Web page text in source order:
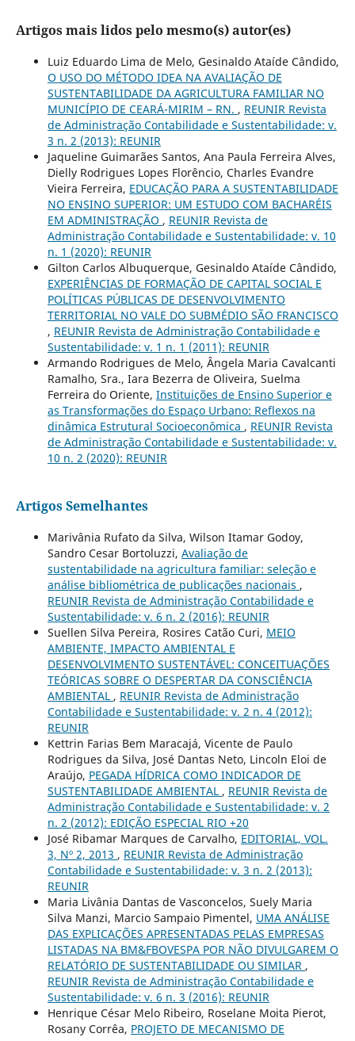
Artigos mais lidos pelo mesmo(s) autor(es)
Luiz Eduardo Lima de Melo, Gesinaldo Ataíde Cândido,
O USO DO MÉTODO IDEA NA AVALIAÇÃO DE
SUSTENTABILIDADE DA AGRICULTURA FAMILIAR NO
MUNICÍPIO DE CEARÁ-MIRIM – RN. , REUNIR Revista
de Administração Contabilidade e Sustentabilidade: v.
3 n. 2 (2013): REUNIR
Jaqueline Guimarães Santos, Ana Paula Ferreira Alves,
Dielly Rodrigues Lopes Florêncio, Charles Evandre
Vieira Ferreira, EDUCAÇÃO PARA A SUSTENTABILIDADE
NO ENSINO SUPERIOR: UM ESTUDO COM BACHARÉIS
EM ADMINISTRAÇÃO , REUNIR Revista de
Administração Contabilidade e Sustentabilidade: v. 10
n. 1 (2020): REUNIR
Gilton Carlos Albuquerque, Gesinaldo Ataíde Cândido,
EXPERIÊNCIAS DE FORMAÇÃO DE CAPITAL SOCIAL E
POLÍTICAS PÚBLICAS DE DESENVOLVIMENTO
TERRITORIAL NO VALE DO SUBMÉDIO SÃO FRANCISCO
, REUNIR Revista de Administração Contabilidade e
Sustentabilidade: v. 1 n. 1 (2011): REUNIR
Armando Rodrigues de Melo, Ângela Maria Cavalcanti
Ramalho, Sra., Iara Bezerra de Oliveira, Suelma
Ferreira do Oriente, Instituições de Ensino Superior e
as Transformações do Espaço Urbano: Reflexos na
dinâmica Estrutural Socioeconômica , REUNIR Revista
de Administração Contabilidade e Sustentabilidade: v.
10 n. 2 (2020): REUNIR
Artigos Semelhantes
Marivânia Rufato da Silva, Wilson Itamar Godoy,
Sandro Cesar Bortoluzzi, Avaliação de
sustentabilidade na agricultura familiar: seleção e
análise bibliométrica de publicações nacionais ,
REUNIR Revista de Administração Contabilidade e
Sustentabilidade: v. 6 n. 2 (2016): REUNIR
Suellen Silva Pereira, Rosires Catão Curi, MEIO
AMBIENTE, IMPACTO AMBIENTAL E
DESENVOLVIMENTO SUSTENTÁVEL: CONCEITUAÇÕES
TEÓRICAS SOBRE O DESPERTAR DA CONSCIÊNCIA
AMBIENTAL , REUNIR Revista de Administração
Contabilidade e Sustentabilidade: v. 2 n. 4 (2012):
REUNIR
Kettrin Farias Bem Maracajá, Vicente de Paulo
Rodrigues da Silva, José Dantas Neto, Lincoln Eloi de
Araújo, PEGADA HÍDRICA COMO INDICADOR DE
SUSTENTABILIDADE AMBIENTAL , REUNIR Revista de
Administração Contabilidade e Sustentabilidade: v. 2
n. 2 (2012): EDIÇÃO ESPECIAL RIO +20
José Ribamar Marques de Carvalho, EDITORIAL, VOL.
3, Nº 2, 2013 , REUNIR Revista de Administração
Contabilidade e Sustentabilidade: v. 3 n. 2 (2013):
REUNIR
Maria Livânia Dantas de Vasconcelos, Suely Maria
Silva Manzi, Marcio Sampaio Pimentel, UMA ANÁLISE
DAS EXPLICAÇÕES APRESENTADAS PELAS EMPRESAS
LISTADAS NA BM&FBOVESPA POR NÃO DIVULGAREM O
RELATÓRIO DE SUSTENTABILIDADE OU SIMILAR ,
REUNIR Revista de Administração Contabilidade e
Sustentabilidade: v. 6 n. 3 (2016): REUNIR
Henrique César Melo Ribeiro, Roselane Moita Pierot,
Rosany Corrêa, PROJETO DE MECANISMO DE